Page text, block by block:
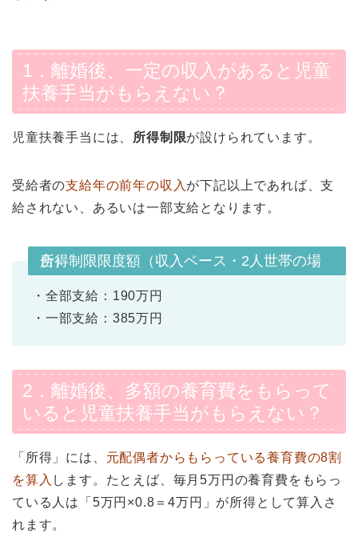
1．離婚後、一定の収入があると児童
扶養手当がもらえない？
児童扶養手当には、 所得制限が設けられています。
受給者の支給年の前年の収入 が下記以上であれば、支
給されない、あるいは一部支給となります。
所得制限限度額（収入ベース・2人世帯の場合）
・全部支給：190万円
・一部支給：385万円
2．離婚後、多額の養育費をもらって
いると児童扶養手当がもらえない？
「所得」には、 元配偶者からもらっている養育費の8割
を算入 します。たとえば、毎月5万円の養育費をもらっ
ている人は「5万円×0.8＝4万円」が所得として算入さ
れます。